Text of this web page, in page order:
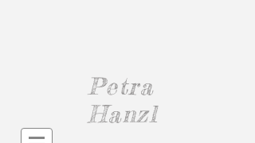
Petra
Hanzl